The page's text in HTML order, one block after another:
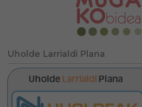
Uholde Larrialdi Plana